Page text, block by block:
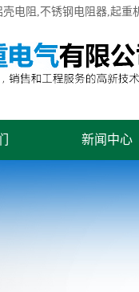
壳电阻 ,不锈钢电阻器,起重
新闻中心